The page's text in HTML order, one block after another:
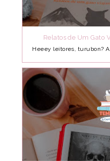
Relatos de Um Gato
Heeey leitores, turubon?